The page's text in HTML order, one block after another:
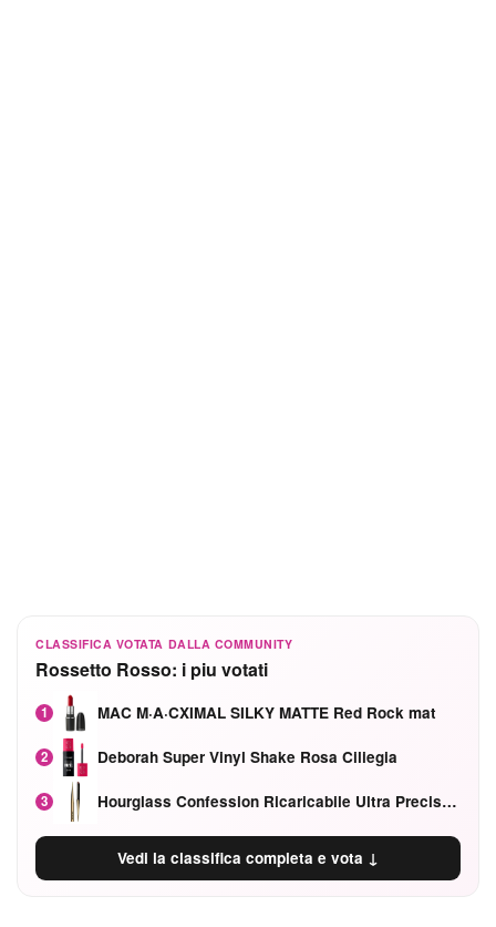
CLASSIFICA VOTATA DALLA COMMUNITY
Rossetto Rosso: i piu votati
1 MAC M·A·CXIMAL SILKY MATTE Red Rock mat
2 Deborah Super Vinyl Shake Rosa Ciliegia
3 Hourglass Confession Ricaricabile Ultra Preciso Ad Alta Intensità Secretly Classic Red
Vedi la classifica completa e vota ↓